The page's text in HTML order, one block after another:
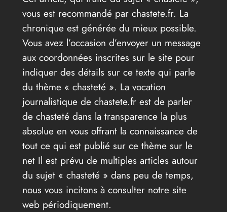
vous est recommandé par chastete.fr. La
chronique est générée du mieux possible.
Vous avez l’occasion d’envoyer un message
aux coordonnées inscrites sur le site pour
indiquer des détails sur ce texte qui parle
du thème « chasteté ». La vocation
journalistique de chastete.fr est de parler
de chasteté dans la transparence la plus
absolue en vous offrant la connaissance de
tout ce qui est publié sur ce thème sur le
net Il est prévu de multiples articles autour
du sujet « chasteté » dans peu de temps,
nous vous incitons à consulter notre site
web périodiquement.